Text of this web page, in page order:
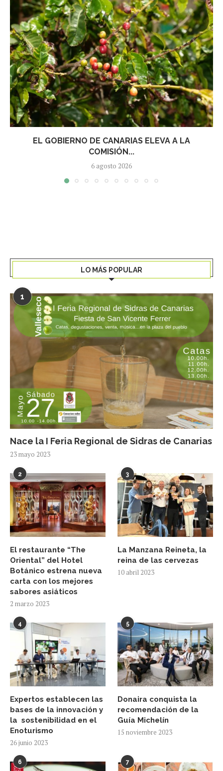
EL GOBIERNO DE CANARIAS ELEVA A LA
COMISIÓN...
6 agosto 2026
LO MÁS POPULAR
1
Nace la I Feria Regional de Sidras de Canarias
23 mayo 2023
2
El restaurante “The
Oriental” del Hotel
Botánico estrena nueva
carta con los mejores
sabores asiáticos
2 marzo 2023
3
La Manzana Reineta, la
reina de las cervezas
10 abril 2023
4
Expertos establecen las
bases de la innovación y
la sostenibilidad en el
Enoturismo
26 junio 2023
5
Donaira conquista la
recomendación de la
Guía Michelín
15 noviembre 2023
6 7